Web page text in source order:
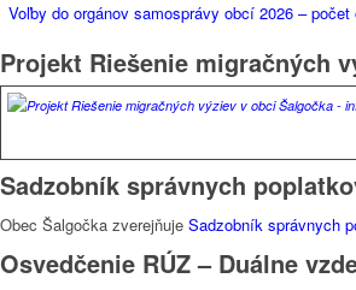
Voľby do orgánov samosprávy obcí 2026 –
Projekt Riešenie migračných
Sadzobník správnych
Obec Šalgočka zverejňuje Sadzobník správnych
Osvedčenie RÚZ – Duálne